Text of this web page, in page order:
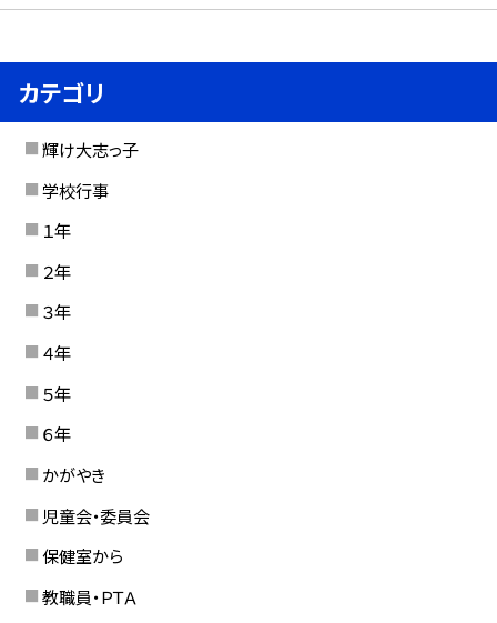
カテゴリ
輝け大志っ子
学校行事
１年
２年
３年
４年
５年
６年
かがやき
児童会・委員会
保健室から
教職員・ＰＴＡ